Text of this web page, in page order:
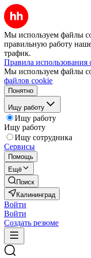
Мы используем файлы
правильную работу
трафик.
Правила использования
Мы используем файлы
файлов cookie
Понятно
Ищу работу
Ищу работу
Ищу работу
Ищу сотрудника
Сервисы
Помощь
Ещё
Поиск
Калининград
Войти
Войти
Создать резюме